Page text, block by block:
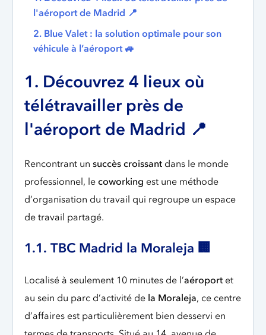
l'aéroport de Madrid 📍
2. Blue Valet : la solution optimale pour son
véhicule à l’aéroport 🚙
1. Découvrez 4 lieux où
télétravailler près de
l'aéroport de Madrid 📍
Rencontrant un succès croissant dans le monde
professionnel, le coworking est une méthode
d’organisation du travail qui regroupe un espace
de travail partagé.
1.1. TBC Madrid la Moraleja 🏢
Localisé à seulement 10 minutes de l’aéroport et
au sein du parc d’activité de la Moraleja, ce centre
d’affaires est particulièrement bien desservi en